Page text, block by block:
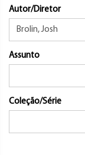
Autor/Diretor
Assunto
Coleção/Série